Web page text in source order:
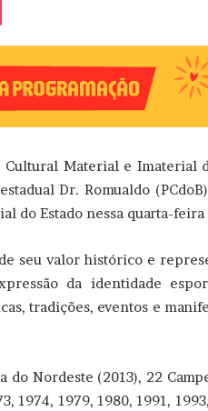
Material e Imaterial
Dr. Romualdo
do Estado nessa quarta-feira
seu valor histórico e
da identidade
tradições, eventos e
do Nordeste (2013), 22
1974, 1979, 1980, 1991,